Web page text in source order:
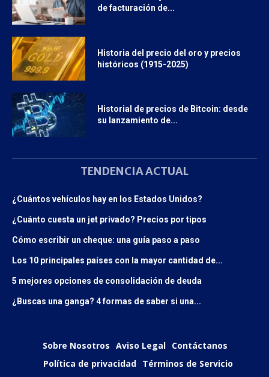
de facturación de...
Historia del precio del oro y precios
históricos (1915-2025)
Historial de precios de Bitcoin: desde
su lanzamiento de...
TENDENCIA ACTUAL
¿Cuántos vehículos hay en los Estados Unidos?
¿Cuánto cuesta un jet privado? Precios por tipos
Cómo escribir un cheque: una guía paso a paso
Los 10 principales países con la mayor cantidad de...
5 mejores opciones de consolidación de deuda
¿Buscas una ganga? 4 formas de saber si una...
Sobre Nosotros Aviso Legal Contáctanos
Política de privacidad Términos de Servicio